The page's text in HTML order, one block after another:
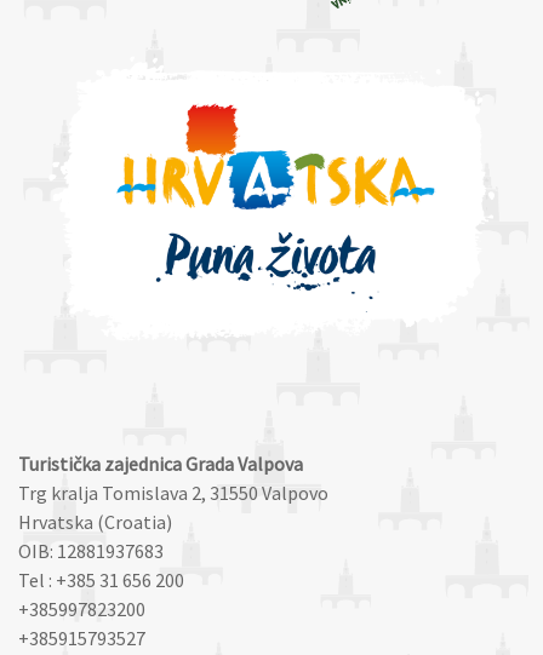
Turistička zajednica Grada Valpova
Trg kralja Tomislava 2, 31550 Valpovo
Hrvatska (Croatia)
OIB: 12881937683
Tel : +385 31 656 200
+385997823200
+385915793527